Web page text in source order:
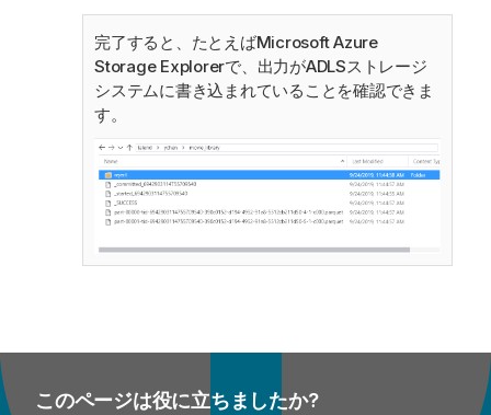
完了すると、たとえばMicrosoft Azure
Storage Explorerで、出力がADLSストレージ
システムに書き込まれていることを確認できま
す。
このページは役に立ちましたか?